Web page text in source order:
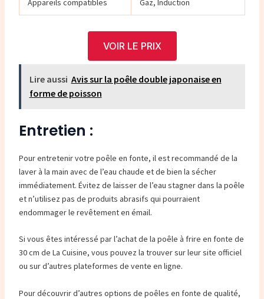
VOIR LE PRIX
Lire aussi Avis sur la poêle double japonaise en
forme de poisson
Entretien :
Pour entretenir votre poêle en fonte, il est recommandé de la
laver à la main avec de l’eau chaude et de bien la sécher
immédiatement. Évitez de laisser de l’eau stagner dans la poêle
et n’utilisez pas de produits abrasifs qui pourraient
endommager le revêtement en émail.
Si vous êtes intéressé par l’achat de la poêle à frire en fonte de
30 cm de La Cuisine, vous pouvez la trouver sur leur site officiel
ou sur d’autres plateformes de vente en ligne.
Pour découvrir d’autres options de poêles en fonte de qualité,